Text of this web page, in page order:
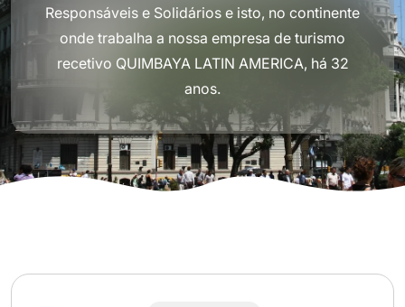
Responsáveis e Solidários e isto, no continente
onde trabalha a nossa empresa de turismo
recetivo QUIMBAYA LATIN AMERICA, há 32
anos.